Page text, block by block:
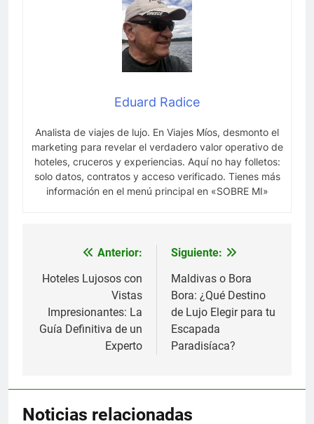
Eduard Radice
Analista de viajes de lujo. En Viajes Míos, desmonto el
marketing para revelar el verdadero valor operativo de
hoteles, cruceros y experiencias. Aquí no hay folletos:
solo datos, contratos y acceso verificado. Tienes más
información en el menú principal en «SOBRE MI»
Navegación
de
entradas
Anterior:
Hoteles Lujosos con
Vistas
Impresionantes: La
Guía Definitiva de un
Experto
Siguiente:
Maldivas o Bora
Bora: ¿Qué Destino
de Lujo Elegir para tu
Escapada
Paradisíaca?
Noticias relacionadas